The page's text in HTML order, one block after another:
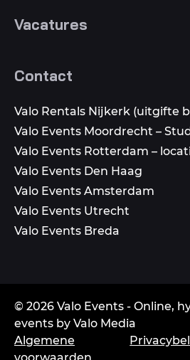
Vacatures
Contact
Valo Rentals Nijkerk (uitgifte
Valo Events Moordrecht –
Valo Events Rotterdam –
Valo Events Den Haag
Valo Events Amsterdam
Valo Events Utrecht
Valo Events Breda
© 2026 Valo Events - Online,
events by Valo Media
Algemene